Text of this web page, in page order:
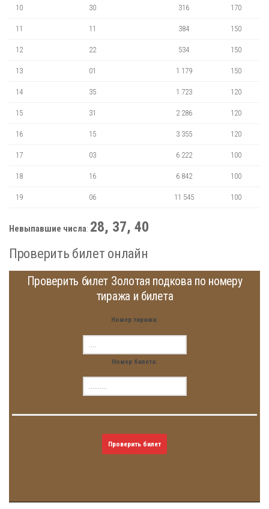
10 30 316 170
11 11 384 150
12 22 534 150
13 01 1 179 150
14 35 1 723 120
15 31 2 286 120
16 15 3 355 120
17 03 6 222 100
18 16 6 842 100
19 06 11 545 100
Невыпавшие числа: 28, 37, 40
Проверить билет онлайн
Проверить билет Золотая подкова по номеру
тиража и билета
Номер тиража:
Номер билета:
Проверить билет